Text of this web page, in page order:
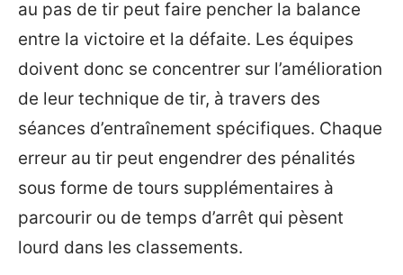
au pas de tir peut faire pencher la balance
entre la victoire et la défaite. Les équipes
doivent donc se concentrer sur l’amélioration
de leur technique de tir, à travers des
séances d’entraînement spécifiques. Chaque
erreur au tir peut engendrer des pénalités
sous forme de tours supplémentaires à
parcourir ou de temps d’arrêt qui pèsent
lourd dans les classements.